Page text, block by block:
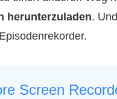
herunterzuladen.
Screen